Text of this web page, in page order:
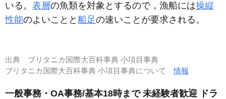
いる。 表層の魚類を対象とするので，漁船には操縦
性能のよいことと 船足の速いことが要求される。
出典 ブリタニカ国際大百科事典 小項目事典
ブリタニカ国際大百科事典 小項目事典について情報
一般事務・OA事務/基本18時まで 未経験者歓迎 ドラ